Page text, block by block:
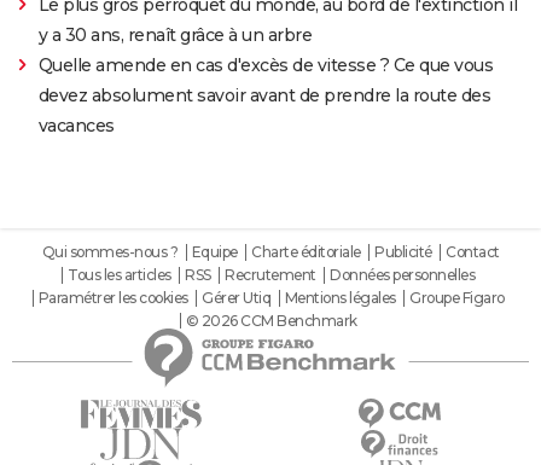
Le plus gros perroquet du monde, au bord de l'extinction il
y a 30 ans, renaît grâce à un arbre
Quelle amende en cas d'excès de vitesse ? Ce que vous
devez absolument savoir avant de prendre la route des
vacances
Qui sommes-nous ? Equipe Charte éditoriale Publicité
Contact
Tous les articles
RSS Recrutement
Données personnelles
Paramétrer les cookies
Gérer Utiq Mentions légales
Groupe Figaro
© 2026 CCM Benchmark